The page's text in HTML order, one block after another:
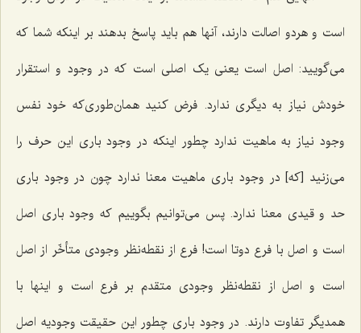
است و هردو اصالت دارند، آنها هم باید پاسخ بدهند بر اینکه شما که
مى‌گویید: اصل است یعنى یک اصلى است که در وجود و استقرار
خودش نیاز به دیگرى ندارد. فرض کنید همان‌طوری‌که خود نفس
وجود نیاز به ماهیت ندارد چطور اینکه در وجود بارى این حرف را
مى‌زنید [که] در وجود بارى ماهیت معنا ندارد چون در وجود بارى
حد و قیدى معنا ندارد. پس مى‌توانیم بگوییم که وجود بارى اصل
است و اصل با فرع دوتا است! فرع از نقطه‌نظر وجودى متأخّر از اصل
است و اصل از نقطه‌نظر وجودى متقدم بر فرع است و اینها با
همدیگر تفاوت دارند. در وجود بارى چطور این حقیقت وجودیه اصل